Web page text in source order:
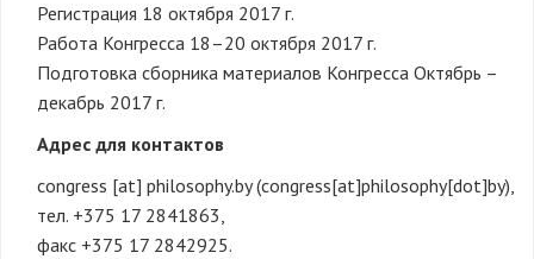
Регистрация 18 октября 2017 г.
Работа Конгресса 18–20 октября 2017 г.
Подготовка сборника материалов Конгресса Октябрь –
декабрь 2017 г.
Адрес для контактов
congress [at] philosophy.by(congress[at]philosophy[dot]by),
тел. +375 17 2841863,
факс +375 17 2842925.